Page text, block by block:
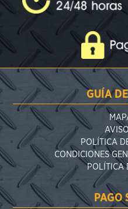
GUÍA
POLÍTICA
CONDICIONES
POLÍTICA
PAGO